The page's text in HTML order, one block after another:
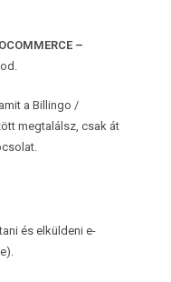
–
a Billingo /
megtalálsz, csak át
és elküldeni e-